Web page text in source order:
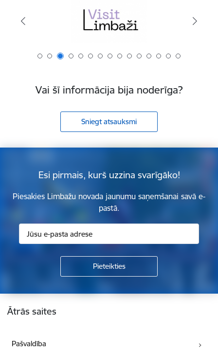
Vai šī informācija bija noderīga?
Sniegt atsauksmi
Esi pirmais, kurš uzzina svarīgāko!
Piesakies Limbažu novada jaunumu saņemšanai savā e-
pastā.
Kājene
Ātrās saites
Pašvaldība